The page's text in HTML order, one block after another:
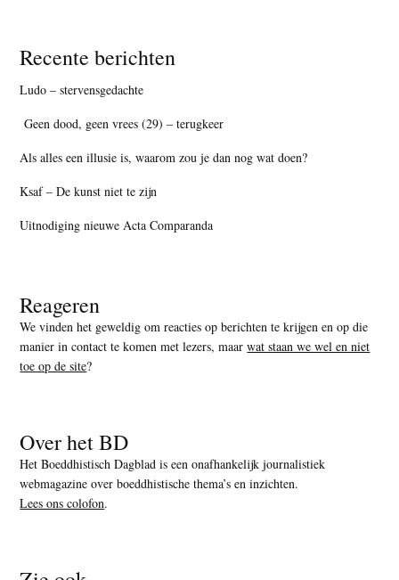
Recente berichten
Ludo – stervensgedachte
Geen dood, geen vrees (29) – terugkeer
Als alles een illusie is, waarom zou je dan nog wat doen?
Ksaf – De kunst niet te zijn
Uitnodiging nieuwe Acta Comparanda
Reageren
We vinden het geweldig om reacties op berichten te krijgen en op die
manier in contact te komen met lezers, maarwat staan we wel en niet
toe op de site?
Over het BD
Het Boeddhistisch Dagblad is een onafhankelijk journalistiek
webmagazine over boeddhistische thema’s en inzichten.
Lees ons colofon.